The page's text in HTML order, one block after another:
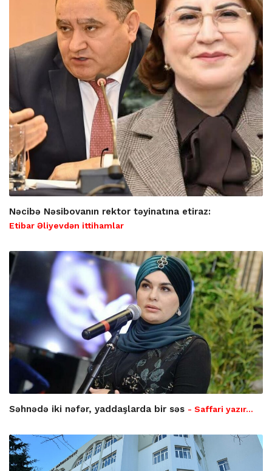
Nəcibə Nəsibovanın rektor təyinatına etiraz:
Etibar Əliyevdən ittihamlar
Səhnədə iki nəfər, yaddaşlarda bir səs - Saffari yazır…